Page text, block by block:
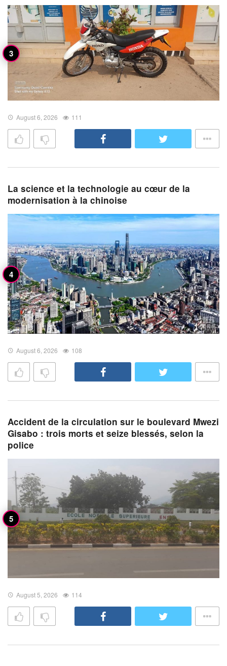
August 6, 2026 111
La science et la technologie au cœur de la
modernisation à la chinoise
August 6, 2026 108
Accident de la circulation sur le boulevard Mwezi
Gisabo : trois morts et seize blessés, selon la
police
August 5, 2026 114